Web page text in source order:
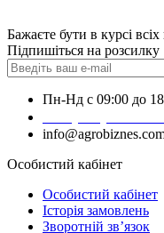
Бажаєте бути в курсі
Підпишіться на розсилку
Пн-Нд с 09:00 до
Особистий кабінет
Особистий кабінет
Історія замовлень
Зворотній зв’язок